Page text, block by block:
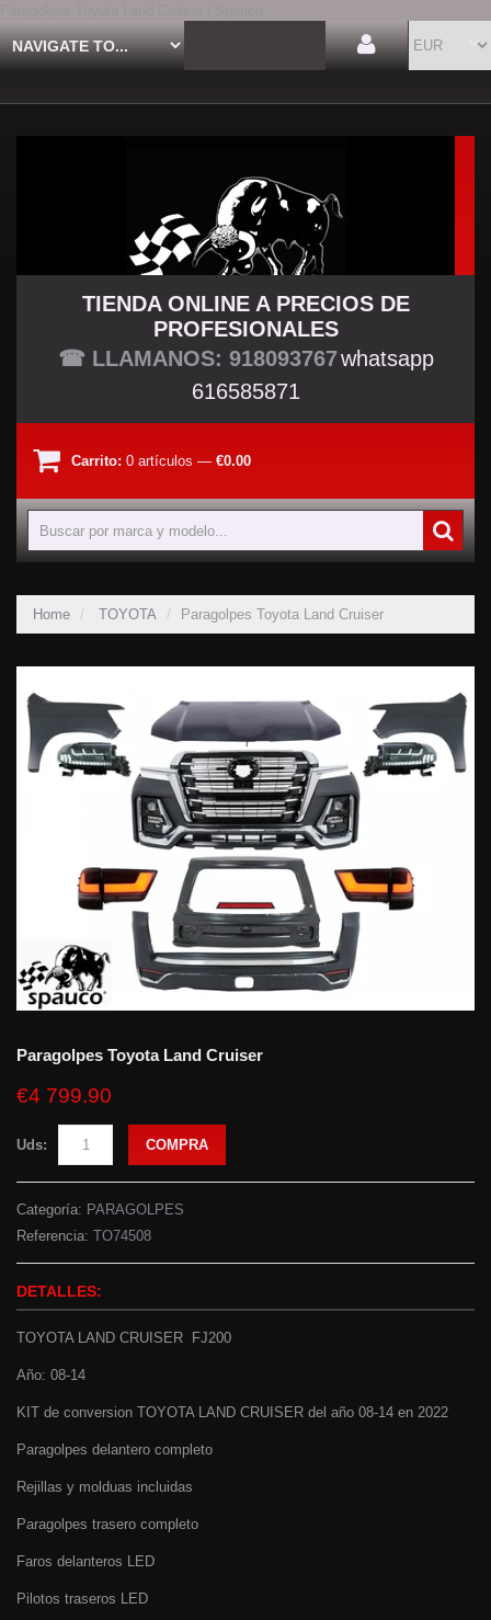
TU TIENDA TUNING
TIENDA ONLINE A PRECIOS DE
PROFESIONALES
☎ LLAMANOS: 918093767whatsapp
616585871
Carrito: 0 artículos — €0.00
Home TOYOTA Paragolpes Toyota Land Cruiser
Paragolpes Toyota Land Cruiser
€4 799.90
Uds: COMPRA
Categoría: PARAGOLPES
Referencia: TO74508
DETALLES:
TOYOTA LAND CRUISER FJ200
Año: 08-14
KIT de conversion TOYOTA LAND CRUISER del año 08-14 en 2022
Paragolpes delantero completo
Rejillas y molduas incluidas
Paragolpes trasero completo
Faros delanteros LED
Pilotos traseros LED